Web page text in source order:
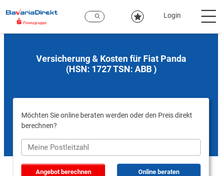
Hauptinhalt
Login
Versicherung & Kosten für Fiat Panda
(HSN: 1727 TSN: ABB )
Möchten Sie online beraten werden oder den Preis direkt
berechnen?
Angebot berechnen Online beraten